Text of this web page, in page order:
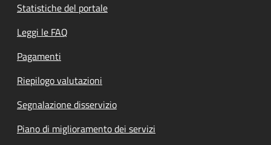
Statistiche del portale
Leggi le FAQ
Pagamenti
Riepilogo valutazioni
Segnalazione disservizio
Piano di miglioramento dei servizi